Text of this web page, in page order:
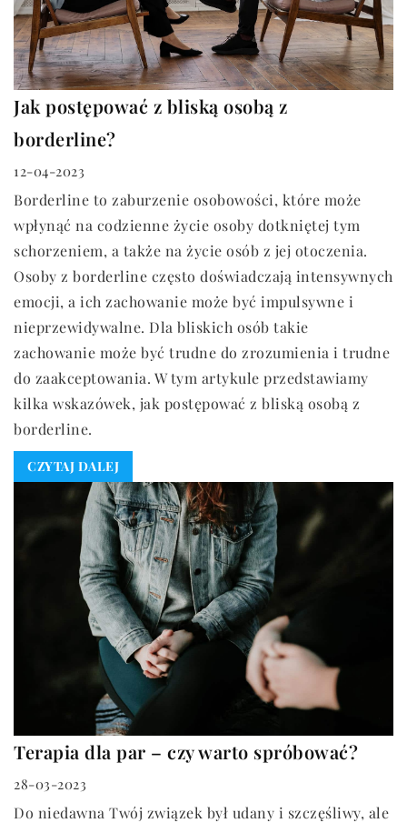
Jak postępować z bliską osobą z
borderline?
12-04-2023
Borderline to zaburzenie osobowości, które może
wpłynąć na codzienne życie osoby dotkniętej tym
schorzeniem, a także na życie osób z jej otoczenia.
Osoby z borderline często doświadczają intensywnych
emocji, a ich zachowanie może być impulsywne i
nieprzewidywalne. Dla bliskich osób takie
zachowanie może być trudne do zrozumienia i trudne
do zaakceptowania. W tym artykule przedstawiamy
kilka wskazówek, jak postępować z bliską osobą z
borderline.
CZYTAJ DALEJ
Terapia dla par – czy warto spróbować?
28-03-2023
Do niedawna Twój związek był udany i szczęśliwy, ale